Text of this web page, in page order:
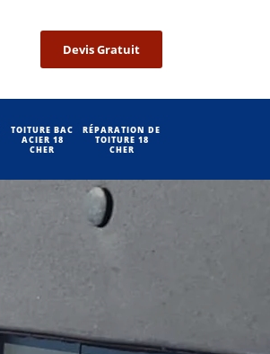
Devis Gratuit
TOITURE BAC
ACIER 18
CHER
RÉPARATION DE
TOITURE 18
CHER